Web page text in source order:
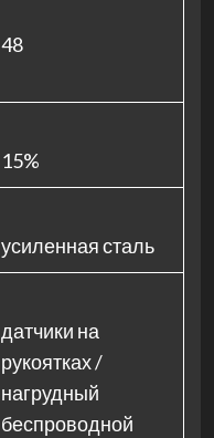
48
15%
усиленная сталь
датчики на
рукоятках /
нагрудный
беспроводной